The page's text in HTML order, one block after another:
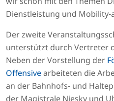
Dienstleistung und Mobility-
Der zweite
unterstützt durch Vertreter
Neben der Vorstellung der
Offensivearbeiteten die
an der Bahnhofs- und
der Magistrale Niesky und